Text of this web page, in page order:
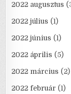
2022 augusztus
2022 július (1)
2022 június (1)
2022 április (5)
2022 március (2)
2022 február (1)